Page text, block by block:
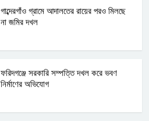
গাব্দেরগাঁও গ্রামে আদালতের রায়ের পরও মিলছে
না জমির দখল
ফরিদগঞ্জে সরকারি সম্পত্তি দখল করে ভবণ
নির্মাণের অভিযোগ